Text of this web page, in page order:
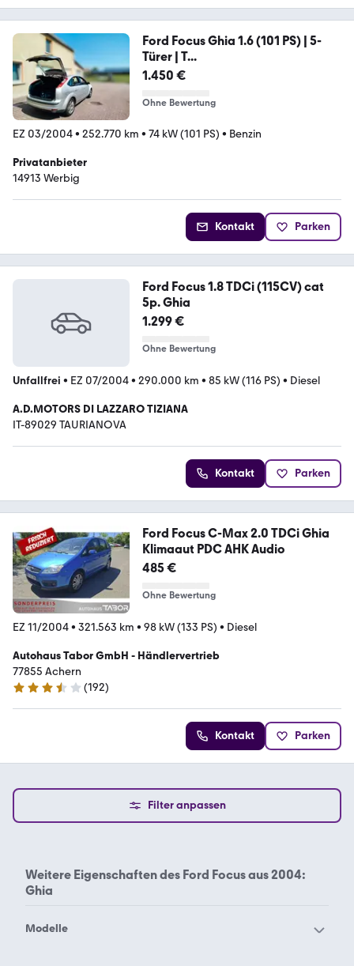
Ford Focus Ghia 1.6 (101 PS) | 5-
Türer | T...
1.450 €
Ohne Bewertung
EZ 03/2004• 252.770 km • 74 kW (101 PS) • Benzin
Privatanbieter
14913 Werbig
Kontakt Parken
Ford Focus 1.8 TDCi (115CV) cat
5p. Ghia
1.299 €
Ohne Bewertung
Unfallfrei • EZ 07/2004• 290.000 km • 85 kW (116 PS) • Diesel
A.D.MOTORS DI LAZZARO TIZIANA
IT-89029 TAURIANOVA
Kontakt Parken
Ford Focus C-Max 2.0 TDCi Ghia
Klimaaut PDC AHK Audio
485 €
Ohne Bewertung
EZ 11/2004• 321.563 km • 98 kW (133 PS) • Diesel
Autohaus Tabor GmbH - Händlervertrieb
77855 Achern
3.7 Sterne
(192)
Kontakt Parken
Filter anpassen
Weitere Eigenschaften des Ford Focus aus 2004:
Ghia
Modelle